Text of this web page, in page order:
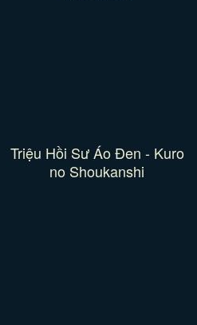
Triệu Hồi Sư Áo Đen - Kuro
no Shoukanshi